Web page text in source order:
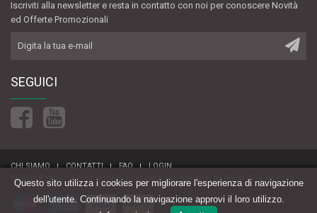
Iscriviti alla newsletter e resta in contatto con noi per conoscere Novità
ed Offerte Promozionali
SEGUICI
CHI SIAMO CONTATTI FAQ
LOGIN
© 2016 Rettifiche Pistoiesi Srl.
Realizzazione sito web by Aiosa Web Agency
Questo sito utilizza i cookies per migliorare l'esperienza di navigazione
dell'utente. Continuando la navigazione approvi il loro utilizzo.